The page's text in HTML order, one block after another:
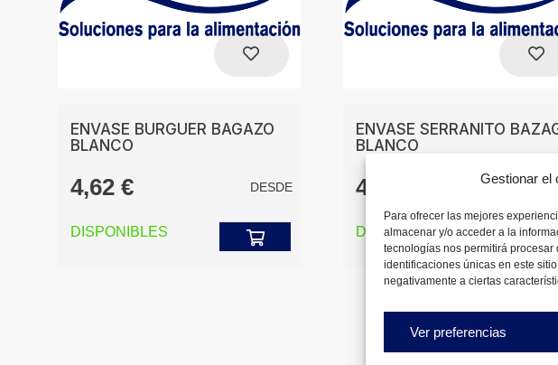
Gestionar el
Para ofrecer las mejores
almacenar y/o acceder a la
tecnologías nos permitirá
identificaciones únicas en este
negativamente a ciertas
Ver preferencias
ENVASE BURGUER BAGAZO
BLANCO
4,62€ DESDE
DISPONIBLES
ENVASE SERRANITO
BLANCO
4,77
DISPONIBLES